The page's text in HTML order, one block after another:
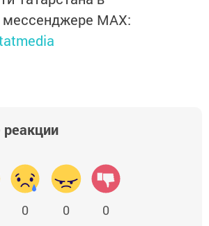
MАХ:
реакции
0 0 0